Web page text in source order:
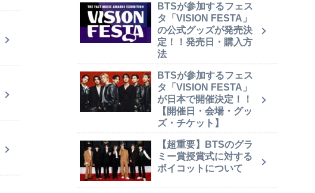
BTSが参加するフェス
タ「VISION FESTA」
の公式グッズが発売決
定！！発売日・購入方
法
BTSが参加するフェス
タ「VISION FESTA」
が日本で開催決定！！
【開催日・会場・グッ
ズ・チケット】
【超重要】BTSのグラ
ミー賞授賞式に対する
ボイコットについて